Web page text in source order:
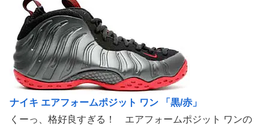
ナイキ エアフォームポジット ワン 「黒/赤」
くーっ、格好良すぎる！ エアフォームポジット ワンの